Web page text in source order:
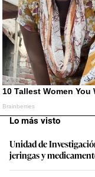
Lo más visto
Unidad de
jeringas y